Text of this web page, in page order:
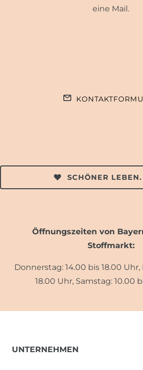
eine Mail.
SCHÖNER
Öffnungszeiten von
Stoffmarkt:
Donnerstag: 14.00 bis 18.00 Uhr,
18.00 Uhr, Samstag: 10.00
UNTERNEHMEN